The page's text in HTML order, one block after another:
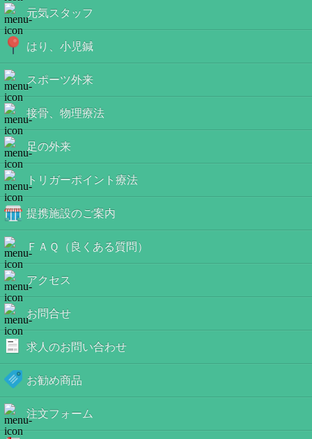
元気スタッフ
はり、小児鍼
スポーツ外来
接骨、物理療法
足の外来
トリガーポイント療法
提携施設のご案内
ＦＡＱ（良くある質問）
アクセス
お問合せ
求人のお問い合わせ
お勧め商品
注文フォーム